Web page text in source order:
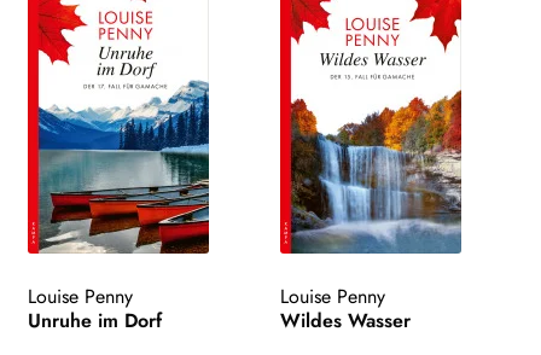
Louise Penny
Unruhe im Dorf
Louise Penny
Wildes Wasser